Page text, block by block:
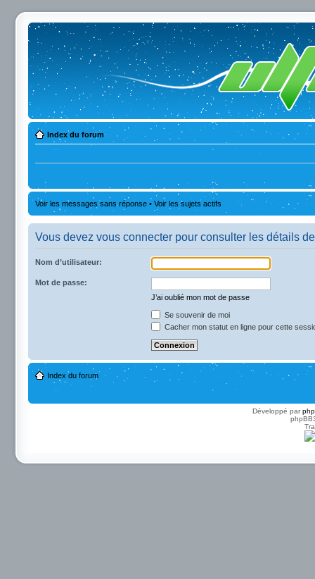
Index du forum
Voir les messages sans réponse • Voir les sujets actifs
Vous devez vous connecter pour consulter les détails
Nom d’utilisateur:
Mot de passe:
J’ai oublié mon mot de passe
Se souvenir de moi
Cacher mon statut en ligne pour cette
Index du forum
Développé par